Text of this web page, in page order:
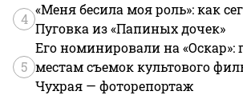
4
«Меня бесила моя роль»: как
Пуговка из «Папиных дочек»
5
Его номинировали на «Оскар»:
местам съемок культового
Чухрая — фоторепортаж